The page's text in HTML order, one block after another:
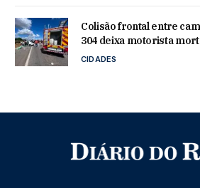
Colisão frontal entre
304 deixa motorista
CIDADES